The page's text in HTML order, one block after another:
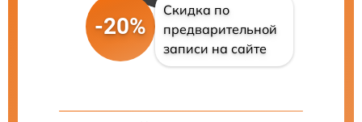
-20%
Скидка по
предварительной
записи на сайте